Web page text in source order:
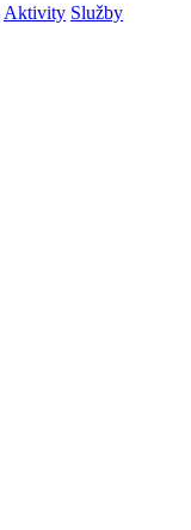
Aktivity Služby